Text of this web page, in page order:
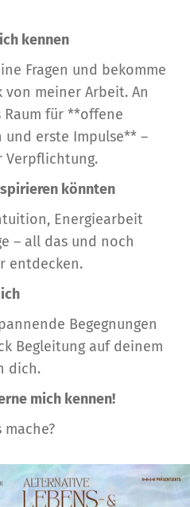
kennen
Fragen und bekomme
meiner Arbeit. An
für **offene
und erste Impulse** –
Verpflichtung.
könnten
Energiearbeit
– all das und noch
entdecken.
Begegnungen
Begleitung auf deinem
dich.
mich kennen!